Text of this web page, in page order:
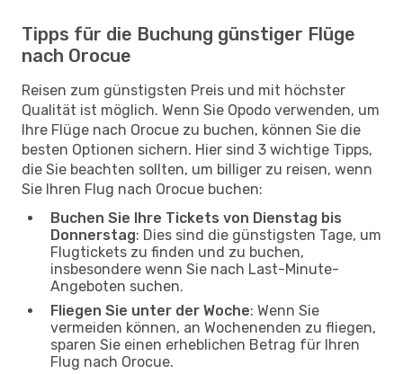
Tipps für die Buchung günstiger Flüge
nach Orocue
Reisen zum günstigsten Preis und mit höchster
Qualität ist möglich. Wenn Sie Opodo verwenden, um
Ihre Flüge nach Orocue zu buchen, können Sie die
besten Optionen sichern. Hier sind 3 wichtige Tipps,
die Sie beachten sollten, um billiger zu reisen, wenn
Sie Ihren Flug nach Orocue buchen:
Buchen Sie Ihre Tickets von Dienstag bis
Donnerstag: Dies sind die günstigsten Tage, um
Flugtickets zu finden und zu buchen,
insbesondere wenn Sie nach Last-Minute-
Angeboten suchen.
Fliegen Sie unter der Woche: Wenn Sie
vermeiden können, an Wochenenden zu fliegen,
sparen Sie einen erheblichen Betrag für Ihren
Flug nach Orocue.